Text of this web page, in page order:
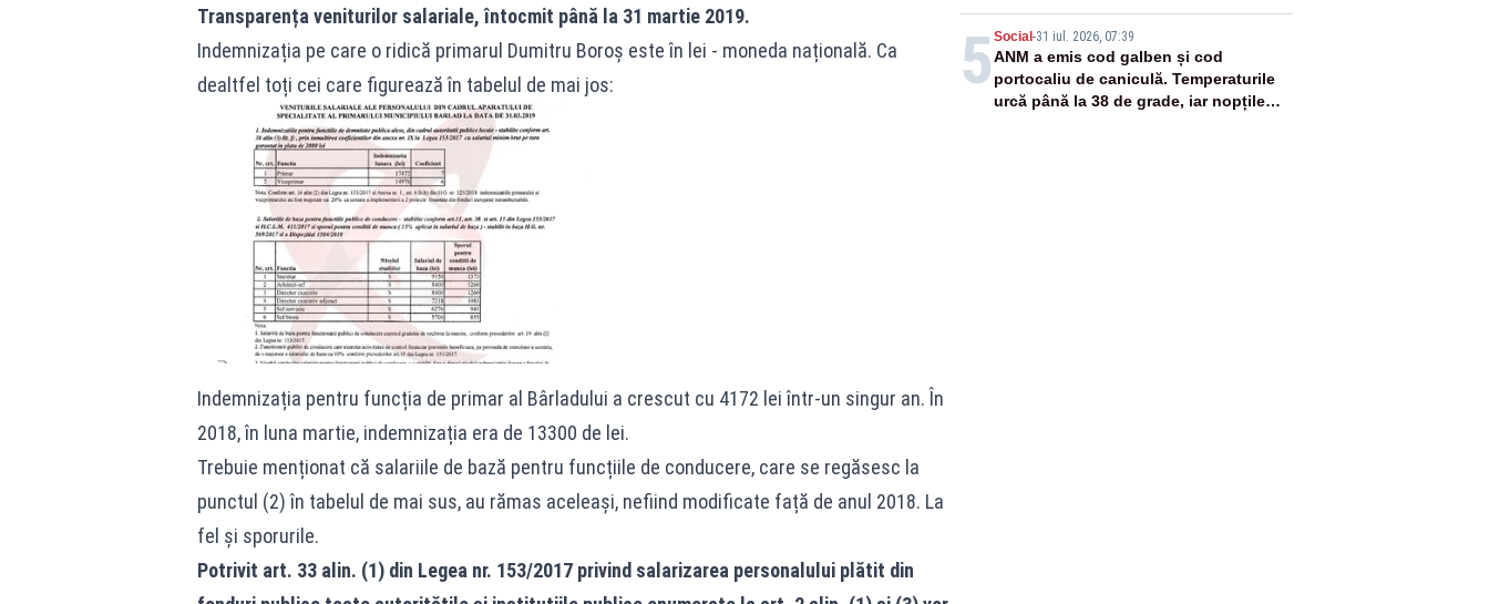
Transparența veniturilor salariale, întocmit până la 31 martie 2019.
Indemnizația pe care o ridică primarul Dumitru Boroș este în lei - moneda națională. Ca
dealtfel toți cei care figurează în tabelul de mai jos:
Indemnizația pentru funcția de primar al Bârladului a crescut cu 4172 lei într-un singur an. În
2018, în luna martie, indemnizația era de 13300 de lei.
Trebuie menționat că salariile de bază pentru funcțiile de conducere, care se regăsesc la
punctul (2) în tabelul de mai sus, au rămas aceleași, nefiind modificate față de anul 2018. La
fel și sporurile.
Potrivit art. 33 alin. (1) din Legea nr. 153/2017 privind salarizarea personalului plătit din
5 Social -31 iul. 2026, 07:39
ANM a emis cod galben și cod
portocaliu de caniculă. Temperaturile
urcă până la 38 de grade, iar nopțile